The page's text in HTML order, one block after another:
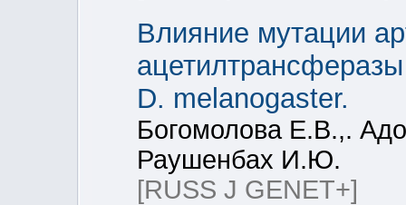
Влияние мутации
D. melanogaster.
Богомолова Е.В.,.
Раушенбах И.Ю.
[RUSS J GENET+]